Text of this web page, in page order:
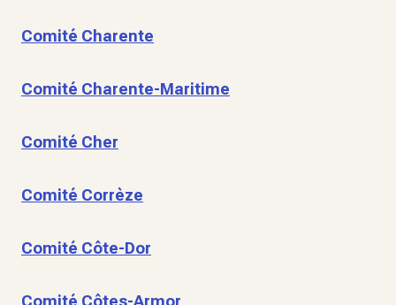
Comité Charente
Comité Charente-Maritime
Comité Cher
Comité Corrèze
Comité Côte-Dor
Comité Côtes-Armor